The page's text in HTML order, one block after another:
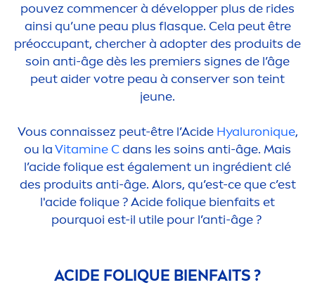
pouvez commencer à développer plus de rides
ainsi qu’une peau plus flasque. Cela peut être
préoccupant, chercher à adopter des produits de
soin anti-âge dès les premiers signes de l’âge
peut aider votre peau à conserver son teint
jeune.
Vous connaissez peut-être l’Acide Hyaluronique,
ou laVitamine Cdans les soins anti-âge. Mais
l’acide folique est également un ingrédient clé
des produits anti-âge. Alors, qu’est-ce que c’est
l'acide folique ? Acide folique bienfaits et
pourquoi est-il utile pour l’anti-âge ?
ACIDE FOLIQUE BIENFAITS ?